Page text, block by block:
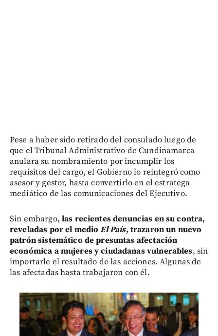
Pese a haber sido retirado del consulado luego de
que el Tribunal Administrativo de Cundinamarca
anulara su nombramiento por incumplir los
requisitos del cargo, el Gobierno lo reintegró como
asesor y gestor, hasta convertirlo en el estratega
mediático de las comunicaciones del Ejecutivo.
Sin embargo, las recientes denuncias en su contra,
reveladas por el medioEl País,trazaron un nuevo
patrón sistemático de presuntas afectación
económica a mujeres y ciudadanas vulnerables, sin
importarle el resultado de las acciones. Algunas de
las afectadas hasta trabajaron con él.